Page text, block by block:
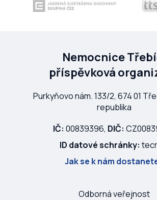
Nemocnice
příspěvková
Purkyňovo nám. 133/2, 674 01
republika
IČ: 00839396, DIČ:
ID datové schránky:
Jak se k nám
Odborná veřejnost